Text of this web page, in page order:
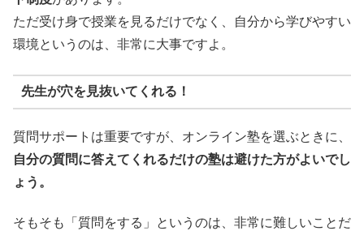
ただ受け身で授業を見るだけでなく、自分から学びやすい
環境というのは、非常に大事ですよ。
先生が穴を見抜いてくれる！
質問サポートは重要ですが、オンライン塾を選ぶときに、
自分の質問に答えてくれるだけの塾は避けた方がよいでし
ょう。
そもそも「質問をする」というのは、非常に難しいことだ